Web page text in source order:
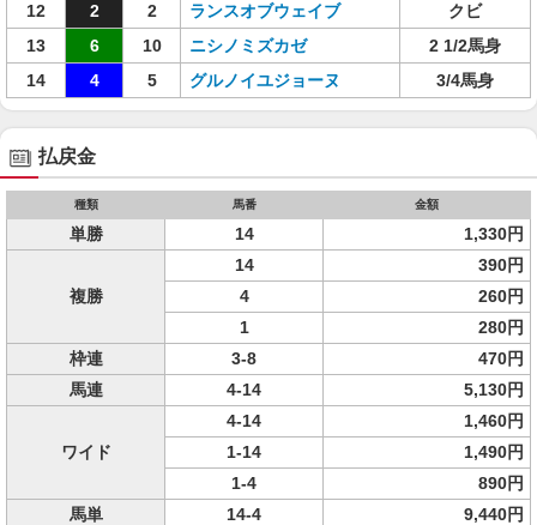
12
2 2 ランスオブウェイブ
クビ
13
6 10 ニシノミズカゼ
2 1/2馬身
14
4 5 グルノイユジョーヌ 3/4馬身
払戻金
種類 馬番 金額
単勝 14 1,330円
複勝
14
390円
4
260円
1
280円
枠連
3-8
470円
馬連
4-14 5,130円
ワイド
4-14
1,460円
1-14
1,490円
1-4
890円
馬単
14-4
9,440円